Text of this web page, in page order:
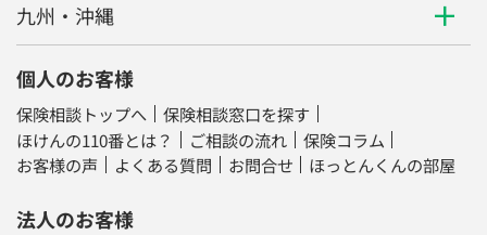
九州・沖縄
個人のお客様
保険相談トップへ
保険相談窓口を探す
ほけんの110番とは？
ご相談の流れ
保険コラム
お客様の声
よくある質問 お問合せ ほっとんくんの部屋
法人のお客様